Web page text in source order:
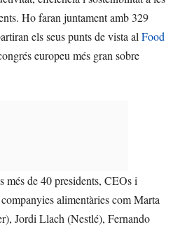
Ho faran juntament amb 329
els seus punts de vista alFood
europeu més gran sobre
més de 40 presidents, CEOs i
alimentàries com Marta
Jordi Llach (Nestlé), Fernando